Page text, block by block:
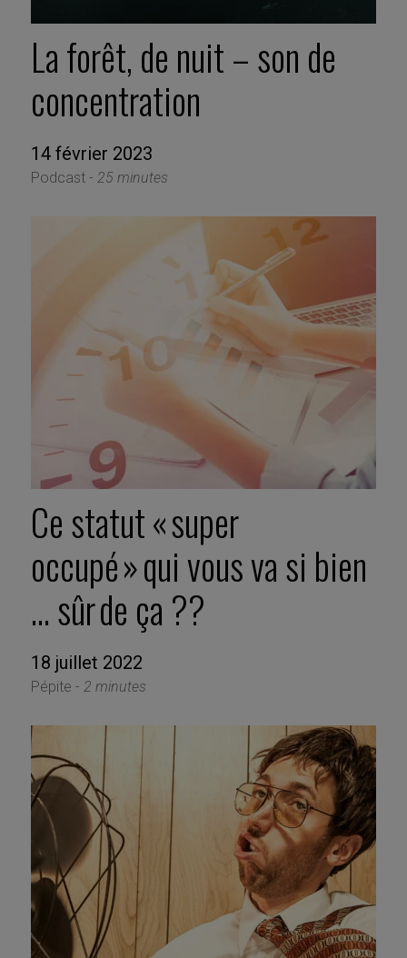
La forêt, de nuit – son de
concentration
14 février 2023
Podcast - 25 minutes
Ce statut « super
occupé » qui vous va si bien
… sûr de ça ??
18 juillet 2022
Pépite - 2 minutes